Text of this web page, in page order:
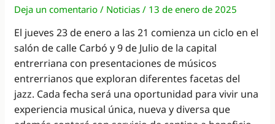
Deja un comentario / Noticias / 13 de enero de 2025
El jueves 23 de enero a las 21 comienza un ciclo en el
salón de calle Carbó y 9 de Julio de la capital
entrerriana con presentaciones de músicos
entrerrianos que exploran diferentes facetas del
jazz. Cada fecha será una oportunidad para vivir una
experiencia musical única, nueva y diversa que